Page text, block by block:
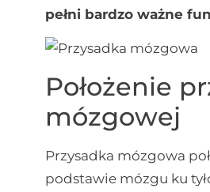
pełni bardzo ważne
Położenie
mózgowej
Przysadka mózgowa
podstawie mózgu ku